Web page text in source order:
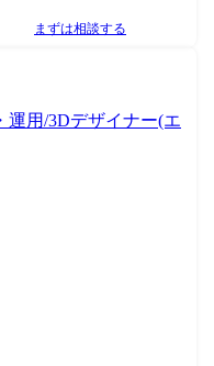
esa, notion
ット等)において、よりリッ
・プロモーションデザイ
ザイン、ブランドアセット
ランディング) また、
以下もお任せしていきたい
デザインをリードし、ブラ
影など、ブランディングに
の策定～実行(ユーザーリサ
ャッチアップを進めていた
まずは相談する
運用/3Dデザイナー(エ